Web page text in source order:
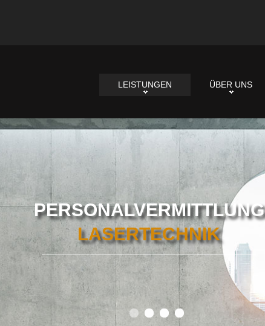
LEISTUNGEN ÜBER UNS
PERSONALVERMITTLUNG
LASERTECHNIK
1 2 3